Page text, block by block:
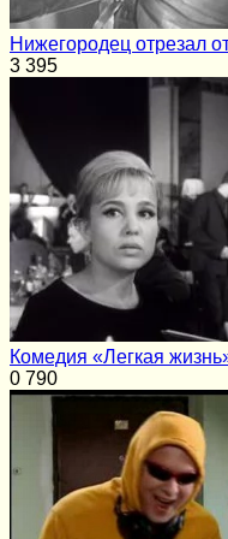
Нижегородец отрезал
3 395
Комедия «Легкая
0 790